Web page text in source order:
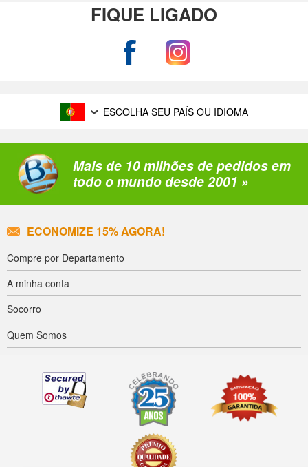
FIQUE LIGADO
ESCOLHA SEU PAÍS OU IDIOMA
Mais de 10 milhões de pedidos em
todo o mundo desde 2001 »
ECONOMIZE 15% AGORA!
Compre por Departamento
A minha conta
Socorro
Quem Somos